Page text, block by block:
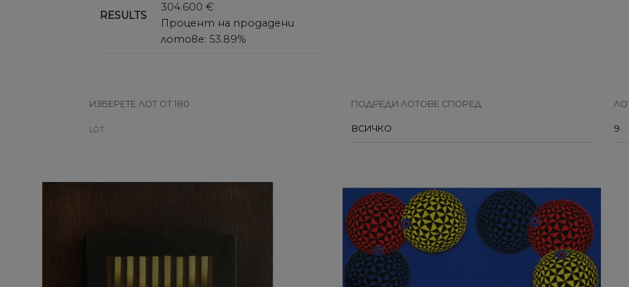
RESULTS
304.600 €
Процент на продадени
лотове: 53.89%
ИЗБЕРЕТЕ ЛОТ ОТ 180 ПОДРЕДИ ЛОТОВЕ СПОРЕД